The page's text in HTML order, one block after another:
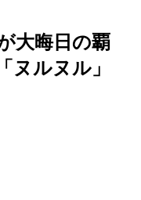
大晦日の覇
ルヌル」